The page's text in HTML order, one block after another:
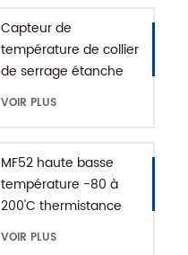
Capteur de
température de collier
de serrage étanche
IP68
VOIR PLUS
MF52 haute basse
température -80 à
200'C thermistance
époxy NTC
VOIR PLUS